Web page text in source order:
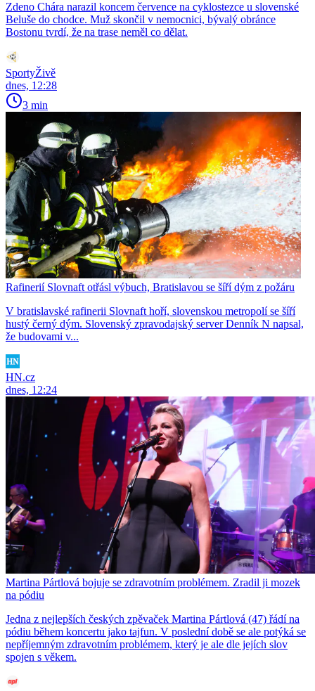
Zdeno Chára narazil koncem července na cyklostezce u slovenské
Beluše do chodce. Muž skončil v nemocnici, bývalý obránce
Bostonu tvrdí, že na trase neměl co dělat.
SportyŽivě
dnes, 12:28
3 min
Rafinerií Slovnaft otřásl výbuch, Bratislavou se šíří dým z požáru
V bratislavské rafinerii Slovnaft hoří, slovenskou metropolí se šíří
hustý černý dým. Slovenský zpravodajský server Denník N napsal,
že budovami v...
HN.cz
dnes, 12:24
Martina Pártlová bojuje se zdravotním problémem. Zradil ji mozek
na pódiu
Jedna z nejlepších českých zpěvaček Martina Pártlová (47) řádí na
pódiu během koncertu jako tajfun. V poslední době se ale potýká se
nepříjemným zdravotním problémem, který je ale dle jejích slov
spojen s věkem.